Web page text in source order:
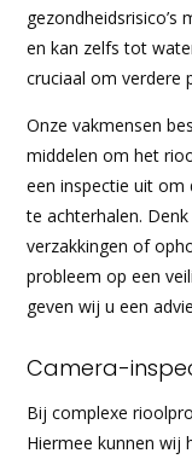
en kan zelfs tot
cruciaal om verdere
Onze vakmensen
middelen om het
een inspectie uit om
te achterhalen.
verzakkingen of
probleem op een
geven wij u een
Camera-
Bij complexe
Hiermee kunnen wij